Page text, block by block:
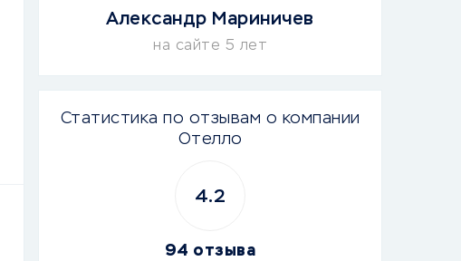
Александр Мариничев
на сайте 5 лет
Статистика по отзывам о компании
Отелло
4.2
94 отзыва